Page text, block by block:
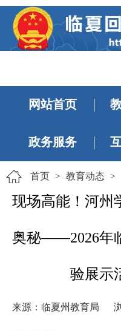
网站首页
政务服务
首页 > 教育动态 >
现场高能！河州
奥秘——2026年
验展示
来源：临夏州教育局